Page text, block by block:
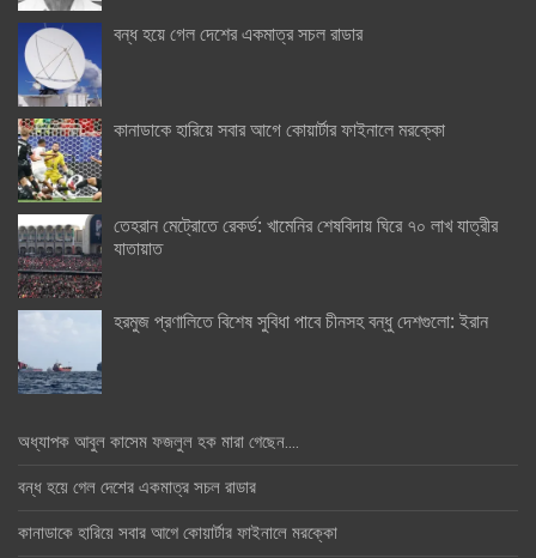
বন্ধ হয়ে গেল দেশের একমাত্র সচল রাডার
কানাডাকে হারিয়ে সবার আগে কোয়ার্টার ফাইনালে মরক্কো
তেহরান মেট্রোতে রেকর্ড: খামেনির শেষবিদায় ঘিরে ৭০ লাখ যাত্রীর
যাতায়াত
হরমুজ প্রণালিতে বিশেষ সুবিধা পাবে চীনসহ বন্ধু দেশগুলো: ইরান
অধ্যাপক আবুল কাসেম ফজলুল হক মারা গেছেন….
বন্ধ হয়ে গেল দেশের একমাত্র সচল রাডার
কানাডাকে হারিয়ে সবার আগে কোয়ার্টার ফাইনালে মরক্কো